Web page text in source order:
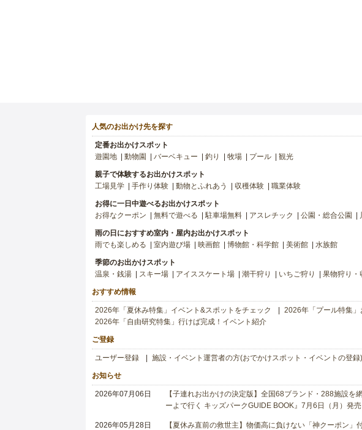
人気のお出かけ先を探す
定番お出かけスポット
遊園地
動物園 バーベキュー 釣り 牧場 プール 観光
親子で体験するお出かけスポット
工場見学
手作り体験 動物とふれあう 収穫体験 職業体験
お得に一日中遊べるお出かけスポット
お得なクーポン
無料で遊べる 駐車場無料 アスレチック 公園・総合公園
雨の日におすすめ室内・屋内お出かけスポット
雨でも楽しめる
室内遊び場 映画館 博物館・科学館 美術館 水族館
季節のお出かけスポット
温泉・銭湯
スキー場 アイススケート場 潮干狩り いちご狩り 果物狩り・
おすすめ情報
2026年「夏休み特集」イベント&スポットをチェック
2026年「プール特集
2026年「自由研究特集」行けば完成！イベント紹介
ご登録
ユーザー登録 施設・イベント運営者の方(おでかけスポット・イベントの登録)
お知らせ
2026年07月06日
【子連れお出かけの決定版】全国68ブランド・288施設を
ーよで行く キッズパークGUIDE BOOK』7月6日（月）発売
2026年05月28日
【夏休み直前の救世主】物価高に負けない「神クーポン」